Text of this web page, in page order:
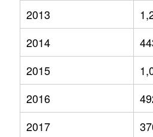
2013
2014
2015
2016
2017